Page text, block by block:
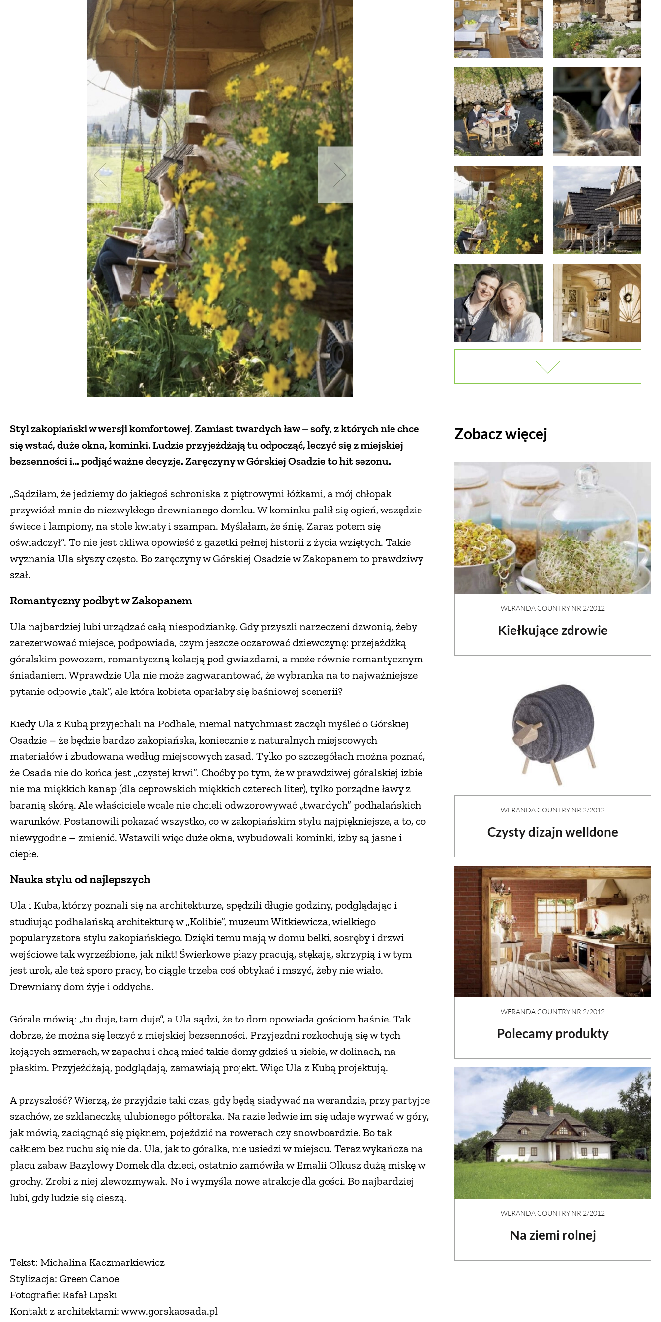
Styl zakopiański w wersji komfortowej. Zamiast twardych ław – sofy, z których nie chce
się wstać, duże okna, kominki. Ludzie przyjeżdżają tu odpocząć, leczyć się z miejskiej
bezsenności i… podjąć ważne decyzje. Zaręczyny w Górskiej Osadzie to hit sezonu.
„Sądziłam, że jedziemy do jakiegoś schroniska z piętrowymi łóżkami, a mój chłopak
przywiózł mnie do niezwykłego drewnianego domku. W kominku palił się ogień, wszędzie
świece i lampiony, na stole kwiaty i szampan. Myślałam, że śnię. Zaraz potem się
oświadczył”. To nie jest ckliwa opowieść z gazetki pełnej historii z życia wziętych. Takie
wyznania Ula słyszy często. Bo zaręczyny w Górskiej Osadzie w Zakopanem to prawdziwy
szał.
Romantyczny podbyt w Zakopanem
Ula najbardziej lubi urządzać całą niespodziankę. Gdy przyszli narzeczeni dzwonią, żeby
zarezerwować miejsce, podpowiada, czym jeszcze oczarować dziewczynę: przejażdżką
góralskim powozem, romantyczną kolacją pod gwiazdami, a może równie romantycznym
śniadaniem. Wprawdzie Ula nie może zagwarantować, że wybranka na to najważniejsze
pytanie odpowie „tak”, ale która kobieta oparłaby się baśniowej scenerii?
Kiedy Ula z Kubą przyjechali na Podhale, niemal natychmiast zaczęli myśleć o Górskiej
Osadzie – że będzie bardzo zakopiańska, koniecznie z naturalnych miejscowych
materiałów i zbudowana według miejscowych zasad. Tylko po szczegółach można poznać,
że Osada nie do końca jest „czystej krwi”. Choćby po tym, że w prawdziwej góralskiej izbie
nie ma miękkich kanap (dla ceprowskich miękkich czterech liter), tylko porządne ławy z
baranią skórą. Ale właściciele wcale nie chcieli odwzorowywać „twardych” podhalańskich
warunków. Postanowili pokazać wszystko, co w zakopiańskim stylu najpiękniejsze, a to, co
niewygodne – zmienić. Wstawili więc duże okna, wybudowali kominki, izby są jasne i
ciepłe.
Nauka stylu od najlepszych
Ula i Kuba, którzy poznali się na architekturze, spędzili długie godziny, podglądając i
studiując podhalańską architekturę w „Kolibie”, muzeum Witkiewicza, wielkiego
popularyzatora stylu zakopiańskiego. Dzięki temu mają w domu belki, sosręby i drzwi
wejściowe tak wyrzeźbione, jak nikt! Świerkowe płazy pracują, stękają, skrzypią i w tym
jest urok, ale też sporo pracy, bo ciągle trzeba coś obtykać i mszyć, żeby nie wiało.
Drewniany dom żyje i oddycha.
Górale mówią: „tu duje, tam duje”, a Ula sądzi, że to dom opowiada gościom baśnie. Tak
dobrze, że można się leczyć z miejskiej bezsenności. Przyjezdni rozkochują się w tych
kojących szmerach, w zapachu i chcą mieć takie domy gdzieś u siebie, w dolinach, na
płaskim. Przyjeżdżają, podglądają, zamawiają projekt. Więc Ula z Kubą projektują.
A przyszłość? Wierzą, że przyjdzie taki czas, gdy będą siadywać na werandzie, przy partyjce
szachów, ze szklaneczką ulubionego półtoraka. Na razie ledwie im się udaje wyrwać w góry,
jak mówią, zaciągnąć się pięknem, pojeździć na rowerach czy snowboardzie. Bo tak
całkiem bez ruchu się nie da. Ula, jak to góralka, nie usiedzi w miejscu. Teraz wykańcza na
placu zabaw Bazylowy Domek dla dzieci, ostatnio zamówiła w Emalii Olkusz dużą miskę w
grochy. Zrobi z niej zlewozmywak. No i wymyśla nowe atrakcje dla gości. Bo najbardziej
lubi, gdy ludzie się cieszą.
Tekst: Michalina Kaczmarkiewicz
Stylizacja: Green Canoe
Fotografie: Rafał Lipski
Kontakt z architektami: www.gorskaosada.pl
Zobacz więcej
WERANDA COUNTRY NR 2/2012
Kiełkujące zdrowie
WERANDA COUNTRY NR 2/2012
Czysty dizajn welldone
WERANDA COUNTRY NR 2/2012
Polecamy produkty
WERANDA COUNTRY NR 2/2012
Na ziemi rolnej